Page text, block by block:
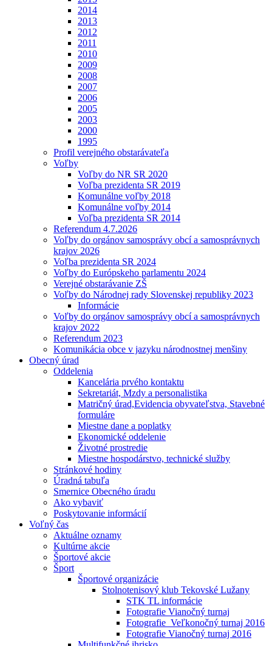
2014
2013
2012
2011
2010
2009
2008
2007
2006
2005
2003
2000
1995
Profil verejného obstarávateľa
Voľby
Voľby do NR SR 2020
Voľba prezidenta SR 2019
Komunálne voľby 2018
Komunálne voľby 2014
Voľba prezidenta SR 2014
Referendum 4.7.2026
Voľby do orgánov samosprávy obcí a samosprávnych
krajov 2026
Voľba prezidenta SR 2024
Voľby do Európskeho parlamentu 2024
Verejné obstarávanie ZŠ
Voľby do Národnej rady Slovenskej republiky 2023
Informácie
Voľby do orgánov samosprávy obcí a samosprávnych
krajov 2022
Referendum 2023
Komunikácia obce v jazyku národnostnej menšiny
Obecný úrad
Oddelenia
Kancelária prvého kontaktu
Sekretariát, Mzdy a personalistika
Matričný úrad,Evidencia obyvateľstva, Stavebné
formuláre
Miestne dane a poplatky
Ekonomické oddelenie
Životné prostredie
Miestne hospodárstvo, technické služby
Stránkové hodiny
Úradná tabuľa
Smernice Obecného úradu
Ako vybaviť
Poskytovanie informácií
Voľný čas
Aktuálne oznamy
Kultúrne akcie
Športové akcie
Šport
Športové organizácie
Stolnotenisový klub Tekovské Lužany
STK TL informácie
Fotografie Vianočný turnaj
Fotografie_Veľkonočný turnaj 2016
Fotografie Vianočný turnaj 2016